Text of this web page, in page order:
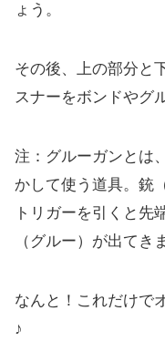
ょう。
その後、上の部分と
スナーをボンドやグ
注：グルーガンとは
かして使う道具。銃
トリガーを引くと先
（グルー）が出てき
なんと！これだけで
♪